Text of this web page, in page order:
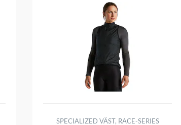
SPECIALIZED VÄST, RACE-SERIES